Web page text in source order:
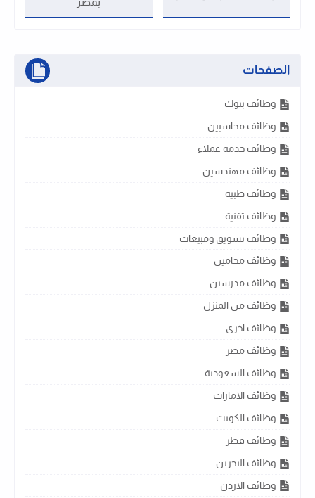
الصفحات
وظائف بنوك
وظائف محاسبين
وظائف خدمة عملاء
وظائف مهندسين
وظائف طبية
وظائف تقنية
وظائف تسويق ومبيعات
وظائف محامين
وظائف مدرسين
وظائف من المنزل
وظائف اخرى
وظائف مصر
وظائف السعودية
وظائف الامارات
وظائف الكويت
وظائف قطر
وظائف البحرين
وظائف الاردن